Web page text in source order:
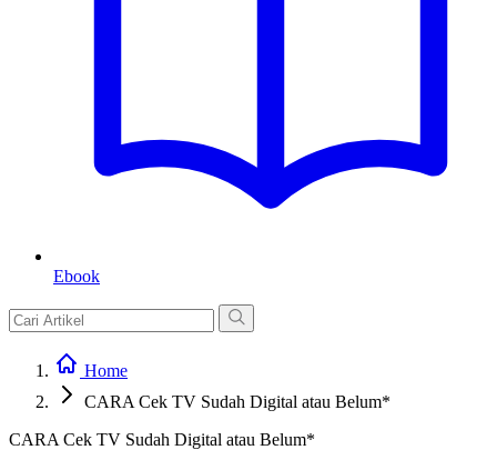
Ebook
Home
CARA Cek TV Sudah Digital atau Belum*
CARA Cek TV Sudah Digital atau Belum*